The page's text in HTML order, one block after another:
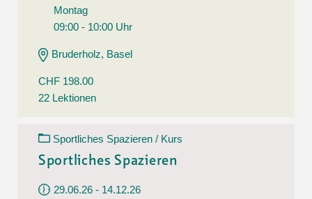
Montag
09:00 - 10:00 Uhr
Bruderholz, Basel
CHF 198.00
22 Lektionen
Sportliches Spazieren / Kurs
Sportliches Spazieren
29.06.26 - 14.12.26